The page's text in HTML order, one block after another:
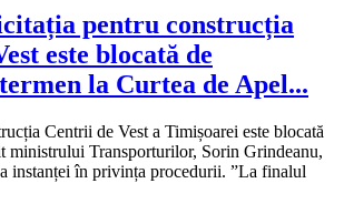
pentru construcția
este blocată de
la Curtea de Apel...
Centrii de Vest a Timișoarei este blocată
ministrului Transporturilor, Sorin Grindeanu,
a instanței în privința procedurii. ”La finalul